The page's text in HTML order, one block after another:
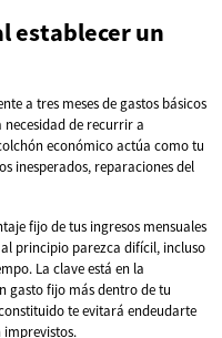
establecer un
a tres meses de gastos básicos
de recurrir a
económico actúa como tu
inesperados, reparaciones del
fijo de tus ingresos mensuales
principio parezca difícil, incluso
La clave está en la
gasto fijo más dentro de tu
te evitará endeudarte
imprevistos.